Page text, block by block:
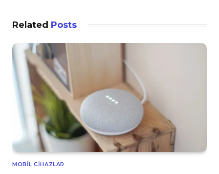
Related Posts
MOBIL CIHAZLAR